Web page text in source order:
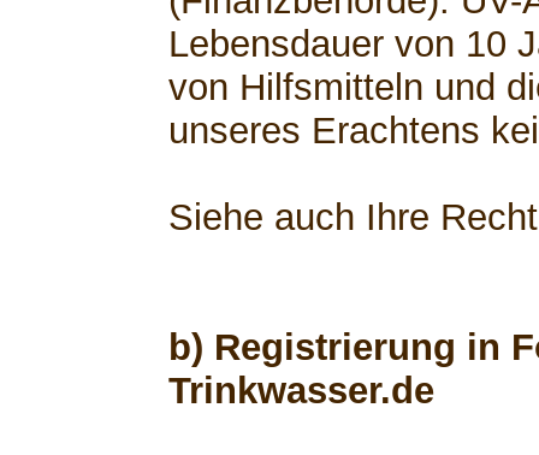
Lebensdauer von 10
von Hilfsmitteln und
unseres Erachtens
Siehe auch Ihre
b) Registrierung in
Trinkwasser.de